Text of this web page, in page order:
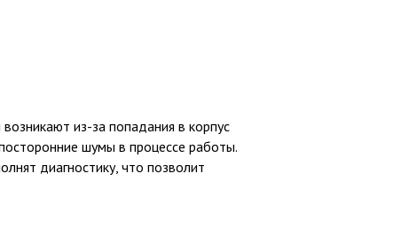
из-за попадания в корпус
шумы в процессе работы.
диагностику, что позволит